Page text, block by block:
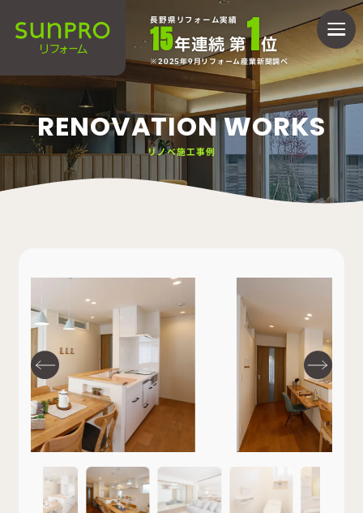
長野県リフォーム実績
15年連続 第1位
2025年9月リフォーム産業新聞調べ
RENOVATION WORKS
リノベ施工事例